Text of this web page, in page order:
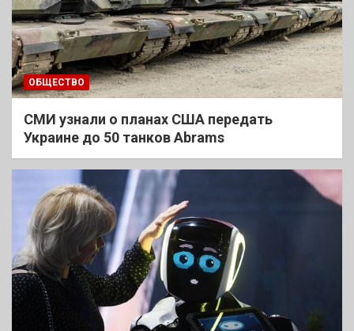
ОБЩЕСТВО
СМИ узнали о планах США передать
Украине до 50 танков Abrams